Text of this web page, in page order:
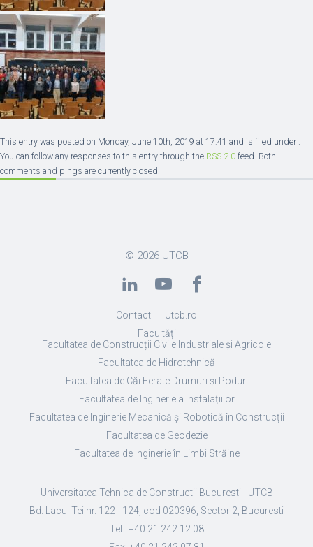
This entry was posted on Monday, June 10th, 2019 at 17:41 and is filed under .
You can follow any responses to this entry through the RSS 2.0 feed. Both
comments and pings are currently closed.
© 2026 UTCB
Contact
Utcb.ro
Facultăți
Facultatea de Construcții Civile Industriale și Agricole
Facultatea de Hidrotehnică
Facultatea de Căi Ferate Drumuri și Poduri
Facultatea de Inginerie a Instalațiilor
Facultatea de Inginerie Mecanică și Robotică în Construcții
Facultatea de Geodezie
Facultatea de Inginerie în Limbi Străine
Universitatea Tehnica de Constructii Bucuresti - UTCB
Bd. Lacul Tei nr. 122 - 124, cod 020396, Sector 2, Bucuresti
Tel.: +40 21 242.12.08